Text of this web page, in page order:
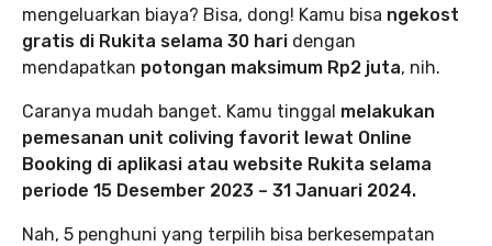
mengeluarkan biaya? Bisa, dong! Kamu bisa ngekost
gratis di Rukita selama 30 hari dengan
mendapatkan potongan maksimum Rp2 juta, nih.
Caranya mudah banget. Kamu tinggal melakukan
pemesanan unit coliving favorit lewat Online
Booking di aplikasi atau website Rukita selama
periode 15 Desember 2023 – 31 Januari 2024.
Nah, 5 penghuni yang terpilih bisa berkesempatan